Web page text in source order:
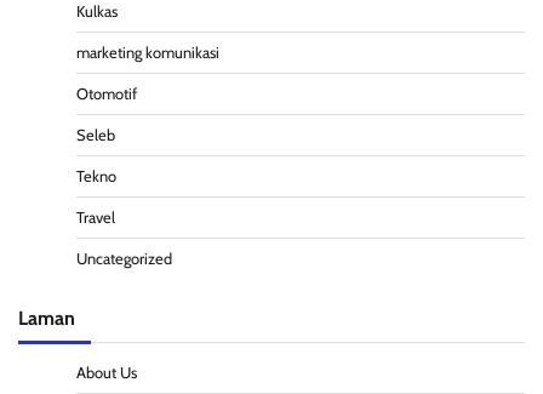
Kulkas
marketing komunikasi
Otomotif
Seleb
Tekno
Travel
Uncategorized
Laman
About Us